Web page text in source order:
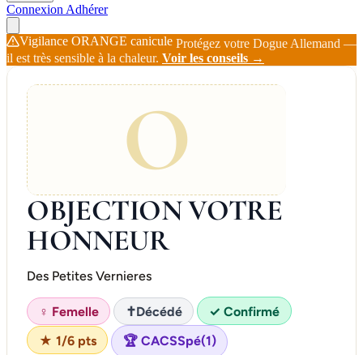
Connexion Adhérer
Vigilance ORANGE canicule Protégez votre Dogue Allemand —
il est très sensible à la chaleur. Voir les conseils →
O
OBJECTION VOTRE
HONNEUR
Des Petites Vernieres
♀ Femelle ✝Décédé
✓ Confirmé
★ 1/6 pts
🏆 CACSSpé(1)